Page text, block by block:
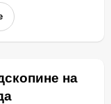
на